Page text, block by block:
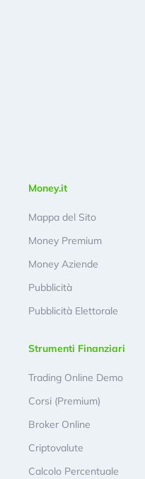
Money.it
Mappa del Sito
Money Premium
Money Aziende
Pubblicità
Pubblicità Elettorale
Strumenti Finanziari
Trading Online Demo
Corsi (Premium)
Broker Online
Criptovalute
Calcolo Percentuale